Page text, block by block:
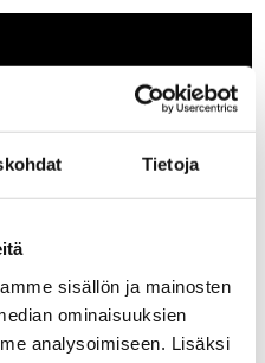
Tietoja
sisällön ja mainosten
ominaisuuksien
analysoimiseen. Lisäksi